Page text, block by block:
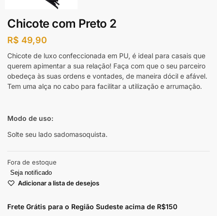
Chicote com Preto 2
R$ 49,90
Chicote de luxo confeccionada em PU, é ideal para casais que
querem apimentar a sua relação! Faça com que o seu parceiro
obedeça às suas ordens e vontades, de maneira dócil e afável.
Tem uma alça no cabo para facilitar a utilização e arrumação.
Modo de uso:
Solte seu lado sadomasoquista.
Fora de estoque
Seja notificado
Adicionar a lista de desejos
Frete Grátis para o Região Sudeste acima de R$150